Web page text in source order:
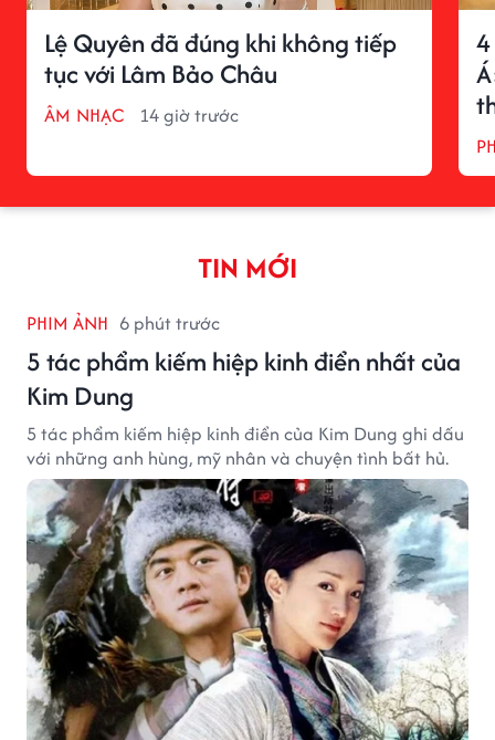
Lệ Quyên đã đúng khi không tiếp
tục với Lâm Bảo Châu
ÂM NHẠC 14 giờ trước
TIN MỚI
PHIM ẢNH 6 phút trước
5 tác phẩm kiếm hiệp kinh điển nhất của
Kim Dung
5 tác phẩm kiếm hiệp kinh điển của Kim Dung ghi dấu
với những anh hùng, mỹ nhân và chuyện tình bất hủ.